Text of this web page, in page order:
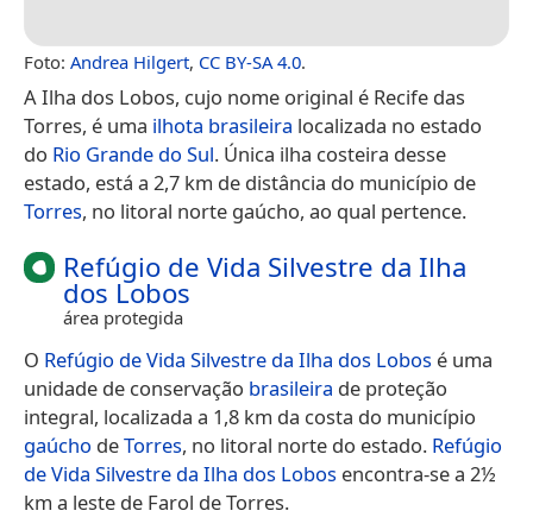
Foto: Andrea Hilgert, CC BY-SA 4.0.
A Ilha dos Lobos, cujo nome original é Recife das
Torres, é uma ilhota brasileira localizada no estado
do Rio Grande do Sul. Única ilha costeira desse
estado, está a 2,7 km de distância do município de
Torres, no litoral norte gaúcho, ao qual pertence.
Refúgio de Vida Silvestre da Ilha
dos Lobos
área protegida
O Refúgio de Vida Silvestre da Ilha dos Lobos é uma
unidade de conservação brasileira de proteção
integral, localizada a 1,8 km da costa do município
gaúcho deTorres, no litoral norte do estado. Refúgio
de Vida Silvestre da Ilha dos Lobos encontra-se a 2½
km a leste de Farol de Torres.